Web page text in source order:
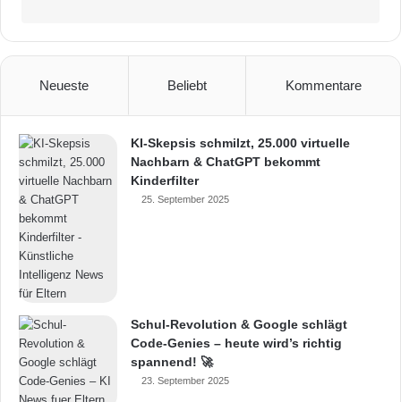
Neueste Beliebt Kommentare
KI-Skepsis schmilzt, 25.000 virtuelle
Nachbarn & ChatGPT bekommt
Kinderfilter
25. September 2025
Schul-Revolution & Google schlägt
Code-Genies – heute wird’s richtig
spannend! 🚀
23. September 2025